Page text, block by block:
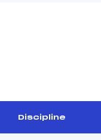
Discipline